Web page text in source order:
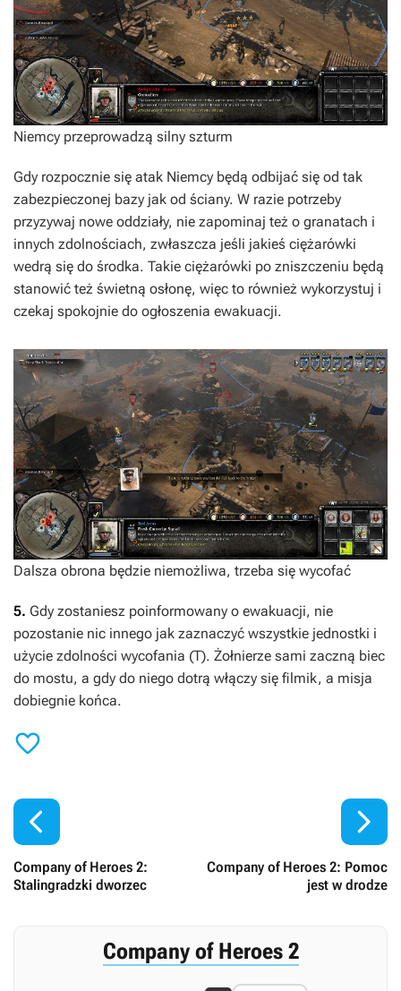
Niemcy przeprowadzą silny szturm
Gdy rozpocznie się atak Niemcy będą odbijać się od tak
zabezpieczonej bazy jak od ściany. W razie potrzeby
przyzywaj nowe oddziały, nie zapominaj też o granatach i
innych zdolnościach, zwłaszcza jeśli jakieś ciężarówki
wedrą się do środka. Takie ciężarówki po zniszczeniu będą
stanowić też świetną osłonę, więc to również wykorzystuj i
czekaj spokojnie do ogłoszenia ewakuacji.
Dalsza obrona będzie niemożliwa, trzeba się wycofać
5. Gdy zostaniesz poinformowany o ewakuacji, nie
pozostanie nic innego jak zaznaczyć wszystkie jednostki i
użycie zdolności wycofania (T). Żołnierze sami zaczną biec
do mostu, a gdy do niego dotrą włączy się filmik, a misja
dobiegnie końca.


Company of Heroes 2:
Stalingradzki dworzec
Company of Heroes 2: Pomoc
jest w drodze

Company of Heroes 2